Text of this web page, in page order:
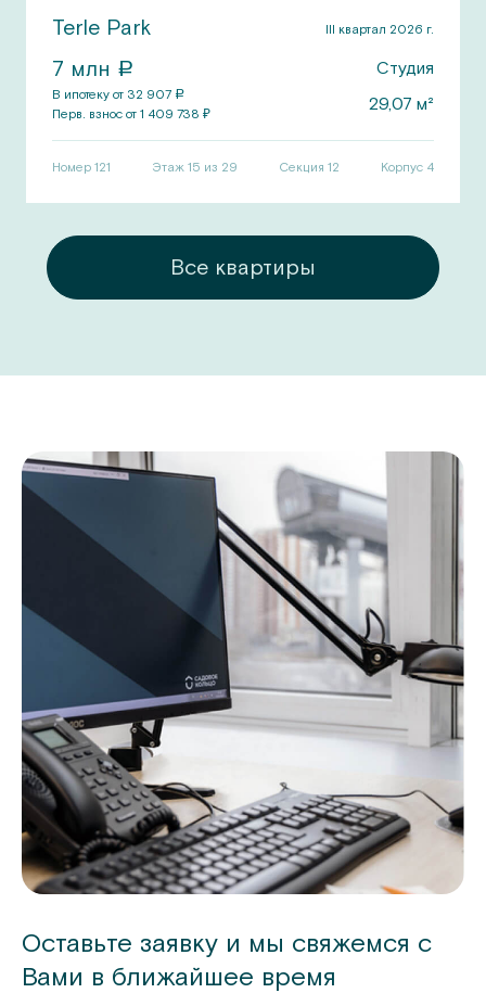
Terle Park III квартал 2026 г.
7 млн a Студия
В ипотеку от 32 907 a
Перв. взнос от 1 409 738 ₽ 29,07 м²
Номер 121 Этаж 15 из 29 Секция 12 Корпус 4
Все квартиры
Оставьте заявку и мы свяжемся с
Вами в ближайшее время